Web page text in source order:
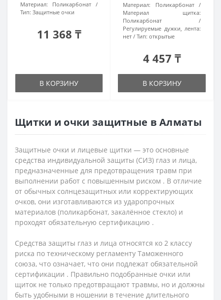
Материал:
Поликарбонат
Тип: Защитные очки
11 368 ₸
В КОРЗИНУ
Материал:
Поликарбонат
Материал щитка:
Поликарбонат
Регулируемые дужки, лента:
нет
Тип: открытые
4 457 ₸
В КОРЗИНУ
Щитки и очки защитные в Алматы
Защитные очки и лицевые щитки — это основные
средства индивидуальной защиты (СИЗ) глаз и лица,
предназначенные для предотвращения травм при
выполнении работ с повышенным риском . В отличие
от обычных солнцезащитных или корректирующих
очков, они изготавливаются из ударопрочных
материалов (поликарбонат, закалённое стекло) и
проходят обязательную сертификацию .
Средства защиты глаз и лица относятся ко 2 классу
риска по техническому регламенту Таможенного
союза, что означает, что они подлежат обязательной
сертификации . Правильно подобранные очки или
щиток не только предотвращают травмы, но и должны
быть удобными в ношении в течение длительного